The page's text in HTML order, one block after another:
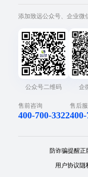
添加致远公众号、企业微
公众号二维码 企
售前咨询
400-700-3322
售后
防诈骗提醒正
用户协议隐